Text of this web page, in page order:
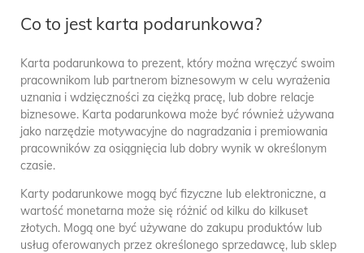
Co to jest karta podarunkowa?
Karta podarunkowa to prezent, który można wręczyć swoim
pracownikom lub partnerom biznesowym w celu wyrażenia
uznania i wdzięczności za ciężką pracę, lub dobre relacje
biznesowe. Karta podarunkowa może być również używana
jako narzędzie motywacyjne do nagradzania i premiowania
pracowników za osiągnięcia lub dobry wynik w określonym
czasie.
Karty podarunkowe mogą być fizyczne lub elektroniczne, a
wartość monetarna może się różnić od kilku do kilkuset
złotych. Mogą one być używane do zakupu produktów lub
usług oferowanych przez określonego sprzedawcę, lub sklep